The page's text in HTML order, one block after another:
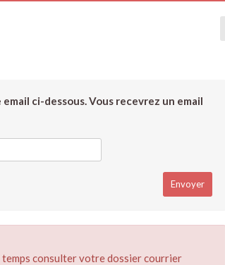
ci-dessous. Vous recevrez un email
temps consulter votre dossier courrier